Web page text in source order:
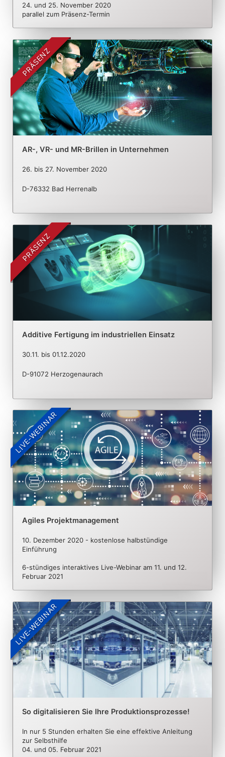
24. und 25. November 2020
parallel zum Präsenz-Termin
PRÄSENZ
AR-, VR- und MR-Brillen in Unternehmen
26. bis 27. November 2020
D-76332 Bad Herrenalb
PRÄSENZ
Additive Fertigung im industriellen Einsatz
30.11. bis 01.12.2020
D-91072 Herzogenaurach
LIVE-WEBINAR
Agiles Projektmanagement
10. Dezember 2020 - kostenlose halbstündige
Einführung
6-stündiges interaktives Live-Webinar am 11. und 12.
Februar 2021
LIVE-WEBINAR
So digitalisieren Sie Ihre Produktionsprozesse!
In nur 5 Stunden erhalten Sie eine effektive Anleitung
zur Selbsthilfe
04. und 05. Februar 2021